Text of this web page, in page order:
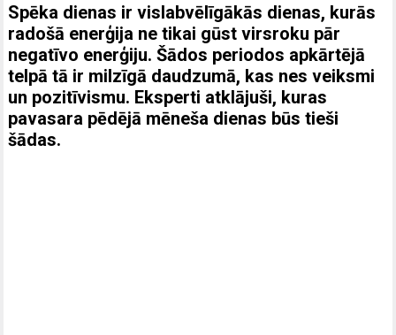
Spēka dienas ir vislabvēlīgākās dienas, kurās
radošā enerģija ne tikai gūst virsroku pār
negatīvo enerģiju. Šādos periodos apkārtējā
telpā tā ir milzīgā daudzumā, kas nes veiksmi
un pozitīvismu. Eksperti atklājuši, kuras
pavasara pēdējā mēneša dienas būs tieši
šādas.